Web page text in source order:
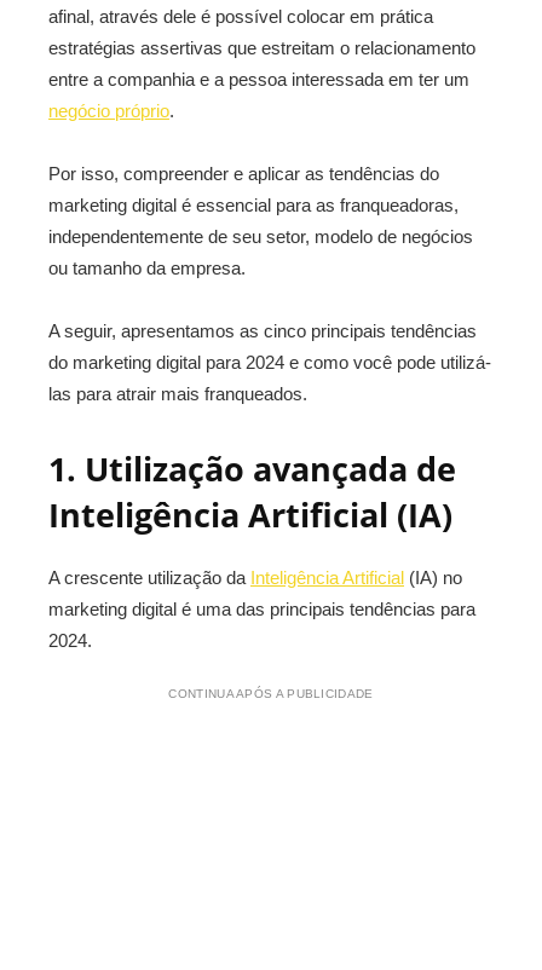
afinal, através dele é possível colocar em prática
estratégias assertivas que estreitam o relacionamento
entre a companhia e a pessoa interessada em ter um
negócio próprio.
Por isso, compreender e aplicar as tendências do
marketing digital é essencial para as franqueadoras,
independentemente de seu setor, modelo de negócios
ou tamanho da empresa.
A seguir, apresentamos as cinco principais tendências
do marketing digital para 2024 e como você pode utilizá-
las para atrair mais franqueados.
1. Utilização avançada de
Inteligência Artificial (IA)
A crescente utilização da Inteligência Artificial (IA) no
marketing digital é uma das principais tendências para
2024.
CONTINUA APÓS A PUBLICIDADE